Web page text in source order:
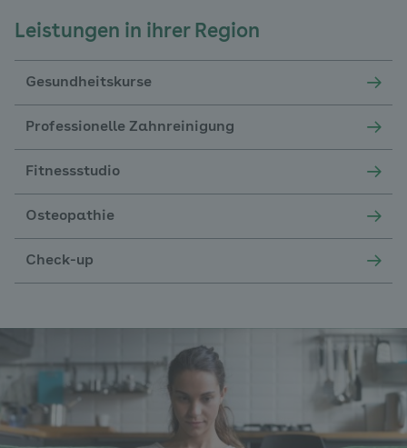
Leistungen in ihrer Region
Gesundheitskurse
Professionelle Zahnreinigung
Fitnessstudio
Osteopathie
Check-up